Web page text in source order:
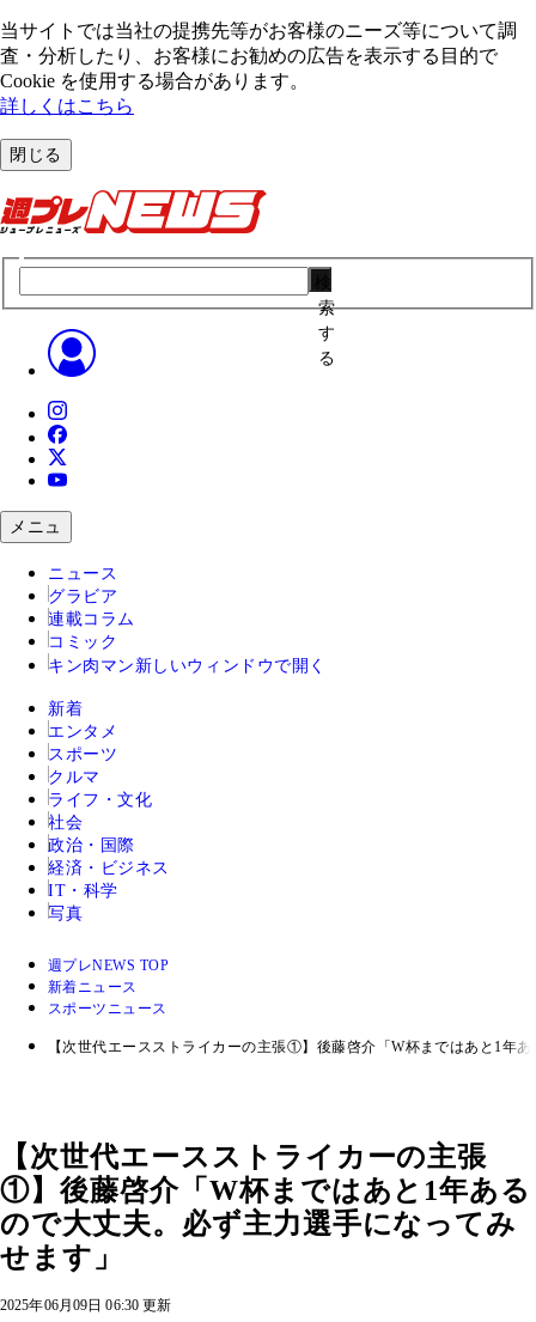
当サイトでは当社の提携先等がお客様のニーズ等について調
査・分析したり、お客様にお勧めの広告を表⽰する⽬的で
Cookie を使⽤する場合があります。
詳しくはこちら
閉じる
索
す
る
メニュ
ニュース
グラビア
連載コラム
コミック
キン肉マン 新しいウィンドウで開く
新着
エンタメ
スポーツ
クルマ
ライフ・文化
社会
政治・国際
経済・ビジネス
IT・科学
写真
週プレNEWS TOP
新着ニュース
スポーツニュース
【次世代エースストライカーの主張①】後藤啓介「W杯まではあと1年
【次世代エースストライカーの主張
①】後藤啓介「W杯まではあと1年ある
ので大丈夫。必ず主力選手になってみ
せます」
2025年06月09日 06:30 更新